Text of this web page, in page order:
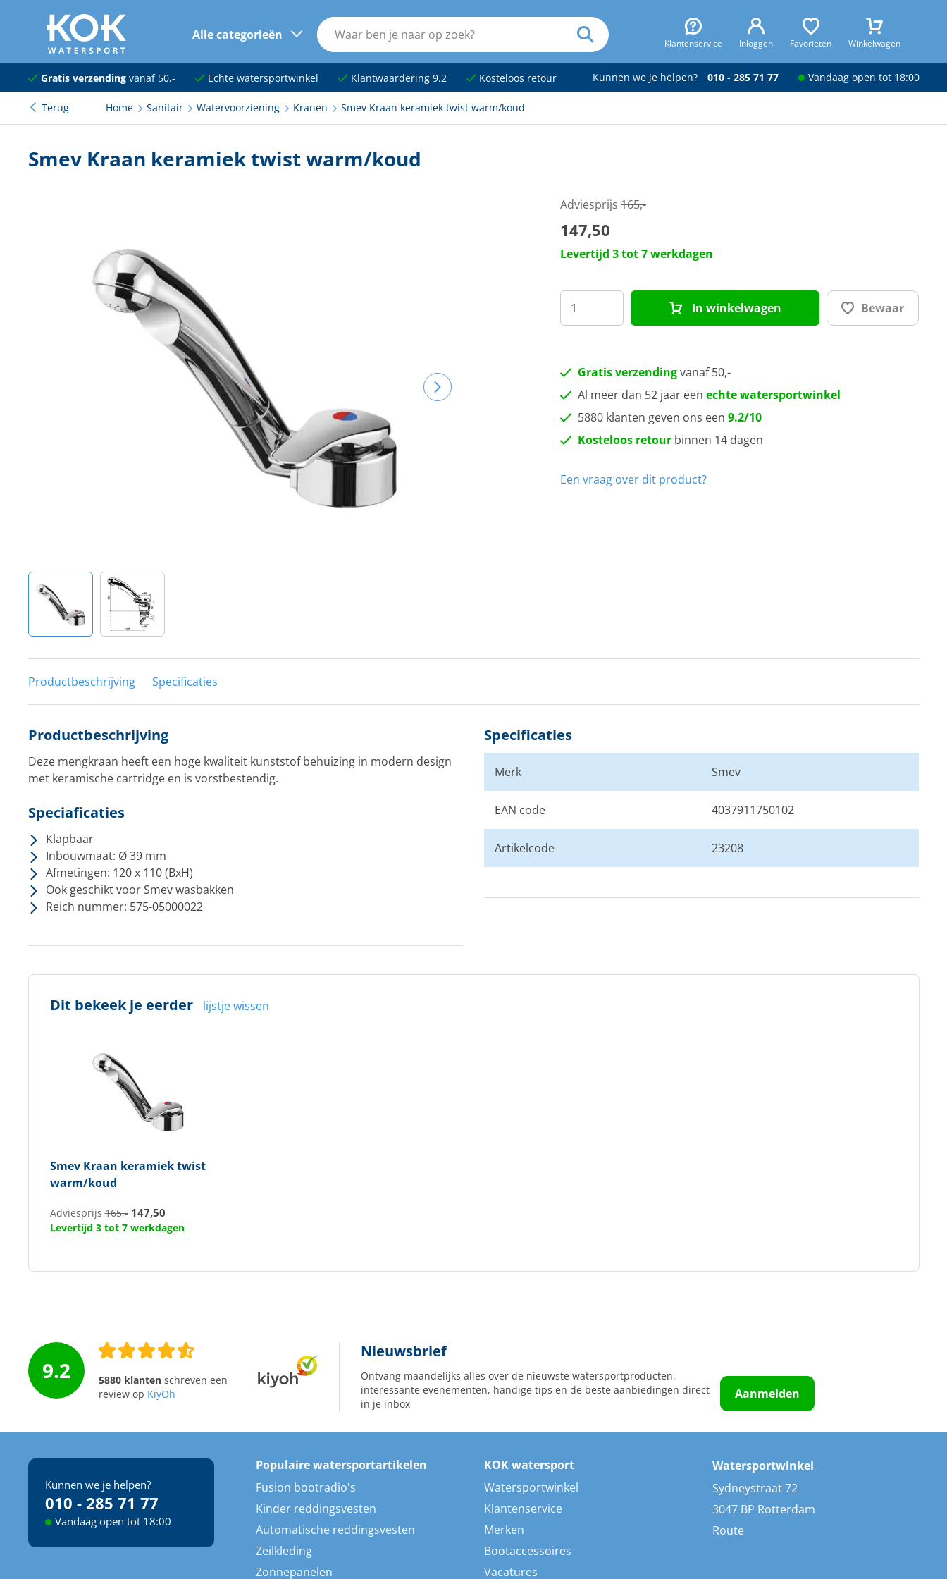
naar hoofdinhoud
Alle categorieën
Klantenservice Inloggen Favorieten Winkelwagen
Navigatie
Dekuitrusting
Sanitair
Kajuit en kombuis
Techniek en motor
Tuigage en dekbeslag
Gratis verzendingvanaf 50,- Echte watersportwinkel Klantwaardering 9.2 Kosteloos retour Kunnen we je helpen? 010 - 285 71 77 Vandaag open tot 18:00
Terug Home Sanitair Watervoorziening Kranen Smev Kraan keramiek twist warm/koud
Smev Kraan keramiek twist warm/koud
Adviesprijs165,-
147,50
Levertijd 3 tot 7 werkdagen
In winkelwagen Bewaar
Gratis verzendingvanaf 50,-
Al meer dan 52 jaar een echte watersportwinkel
5880 klanten geven ons een 9.2/10
Kosteloos retourbinnen 14 dagen
Een vraag over dit product?
Productbeschrijving Specificaties
Productbeschrijving
Deze mengkraan heeft een hoge kwaliteit kunststof behuizing in modern design
met keramische cartridge en is vorstbestendig.
Speciaficaties
Klapbaar
Inbouwmaat: Ø 39 mm
Afmetingen: 120 x 110 (BxH)
Ook geschikt voor Smev wasbakken
Reich nummer: 575-05000022
Specificaties
Merk Smev
EAN code 4037911750102
Artikelcode 23208
Dit bekeek je eerder lijstje wissen
SmevKraan keramiek twist
warm/koud
Adviesprijs165,- 147,50
Levertijd 3 tot 7 werkdagen
9.2 5880 klantenschreven een
review op KiyOh
Nieuwsbrief
Ontvang maandelijks alles over de nieuwste watersportproducten,
interessante evenementen, handige tips en de beste aanbiedingen direct
in je inbox
Aanmelden
Kunnen we je helpen?
010 - 285 71 77
Vandaag open tot 18:00
Populaire watersportartikelen
Fusion bootradio's
Kinder reddingsvesten
Automatische reddingsvesten
Zeilkleding
Zonnepanelen
KOK watersport
Watersportwinkel
Klantenservice
Merken
Bootaccessoires
Vacatures
Watersportwinkel
Sydneystraat 72
3047 BP Rotterdam
Route